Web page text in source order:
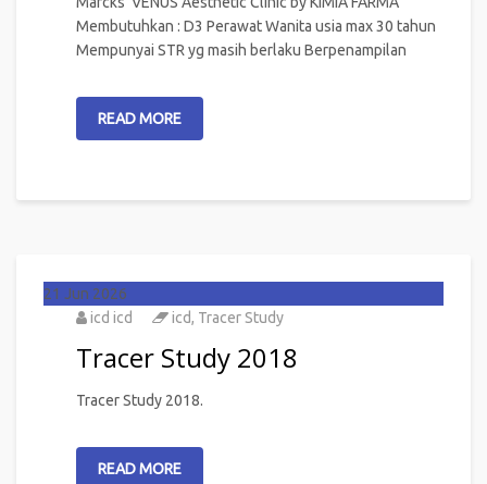
Membutuhkan : D3 Perawat Wanita usia max 30 tahun
Mempunyai STR yg masih berlaku Berpenampilan
READ MORE
21 Jun 2026
icd icd
icd, Tracer Study
Tracer Study 2018
Tracer Study 2018.
READ MORE